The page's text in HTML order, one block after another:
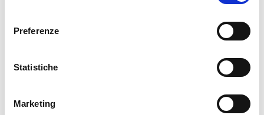
Preferenze
Statistiche
Marketing
Email